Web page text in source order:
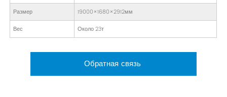
Размер
19000×1680×2912мм
Вес
Около 23т
Обратная связь